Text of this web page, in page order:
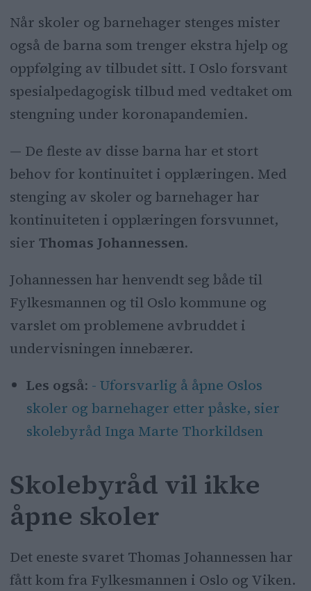
Når skoler og barnehager stenges mister
også de barna som trenger ekstra hjelp og
oppfølging av tilbudet sitt. I Oslo forsvant
spesialpedagogisk tilbud med vedtaket om
stengning under koronapandemien.
— De fleste av disse barna har et stort
behov for kontinuitet i opplæringen. Med
stenging av skoler og barnehager har
kontinuiteten i opplæringen forsvunnet,
sier Thomas Johannessen.
Johannessen har henvendt seg både til
Fylkesmannen og til Oslo kommune og
varslet om problemene avbruddet i
undervisningen innebærer.
Les også: - Uforsvarlig å åpne Oslos
skoler og barnehager etter påske, sier
skolebyråd Inga Marte Thorkildsen
Skolebyråd vil ikke
åpne skoler
Det eneste svaret Thomas Johannessen har
fått kom fra Fylkesmannen i Oslo og Viken.